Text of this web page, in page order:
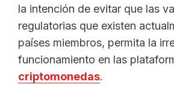
la intención de evitar que las
regulatorias que existen
países miembros, permita la
funcionamiento en las
criptomonedas.